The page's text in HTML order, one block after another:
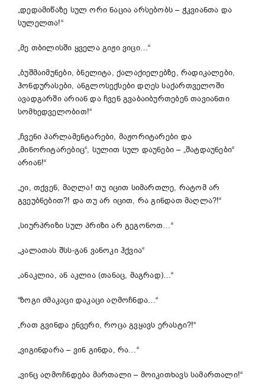
„დედამიწაზე სულ ორი ნაცია არსებობს – ჭკვიანთა და
სულელთა!“
„მე თბილისში ყველა გიჟი ვიცი…“
„ბუშმაიმუნები, ბნელიტა, ქალაქიელებზე, რადიკალები,
ჰონდურასები, ანგლოსექსები დღეს საქართველოში
ავადგარში არიან და ჩვენ გვაბაიბურთებენ თავიანთი
სომხედველობით!“
„ჩვენი პარლამენტარები, მაჟორიტარები და
„მინორიტარებიც“, სულით სულ დაუნები – „შატდაუნები“
არიან!“
„ეი, თქვენ, მაღლა! თუ იცით სიმართლე, რატომ არ
გვეუბნებით?! და თუ არ იცით, რა გინდათ მაღლა?!“
„სიურპრიზი სულ პრიზი არ გეგონოთ…“
„კალათას შსს-გან ვანოკი ჰქვია“
„ანაკლია, ან აკლია (თანაც, მაგრად)…“
“ზოგი ძმაკაცი დაკაცი აღმოჩნდა…“
„რათ გვინდა ენვერი, როცა გვყავს ერასტი?!“
„ვიგინდარა – ვინ გინდა, რა…“
„ვინც აღმოჩნდება მართალი – მოიკითხავს სამართალი!“